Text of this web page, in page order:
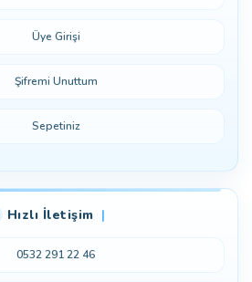
Üye Girişi
Şifremi Unuttum
Sepetiniz
Hızlı İletişim
0532 291 22 46